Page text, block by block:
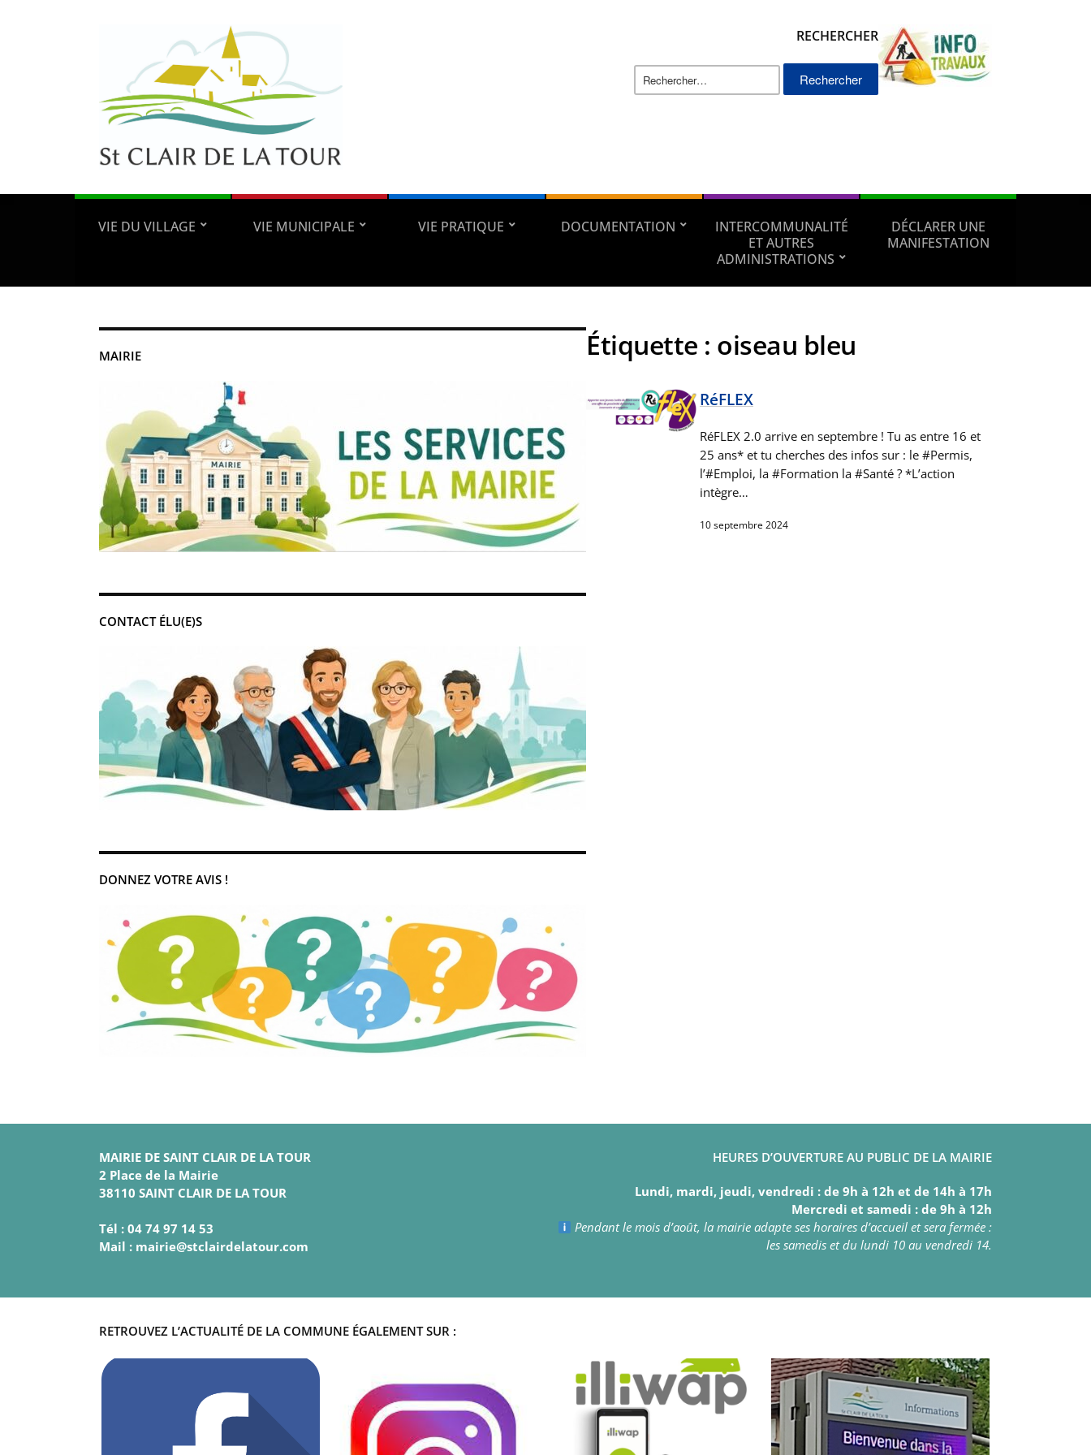
RECHERCHER
Rechercher :
VIE DU VILLAGE VIE MUNICIPALE VIE PRATIQUE DOCUMENTATION
INTERCOMMUNALITÉ
ET AUTRES
ADMINISTRATIONS
DÉCLARER UNE
MANIFESTATION
MAIRIE
CONTACT ÉLU(E)S
DONNEZ VOTRE AVIS !
Étiquette : oiseau bleu
RéFLEX
RéFLEX 2.0 arrive en septembre ! Tu as entre 16 et
25 ans* et tu cherches des infos sur : le #Permis,
l’#Emploi, la #Formation la #Santé ? *L’action
intègre…
10 septembre 2024
MAIRIE DE SAINT CLAIR DE LA TOUR
2 Place de la Mairie
38110 SAINT CLAIR DE LA TOUR
Tél : 04 74 97 14 53
Mail : mairie@stclairdelatour.com
HEURES D’OUVERTURE AU PUBLIC DE LA MAIRIE
Lundi, mardi, jeudi, vendredi : de 9h à 12h et de 14h à 17h
Mercredi et samedi : de 9h à 12h
Pendant le mois d’août, la mairie adapte ses horaires d’accueil et sera fermée :
les samedis et du lundi 10 au vendredi 14.
RETROUVEZ L’ACTUALITÉ DE LA COMMUNE ÉGALEMENT SUR :